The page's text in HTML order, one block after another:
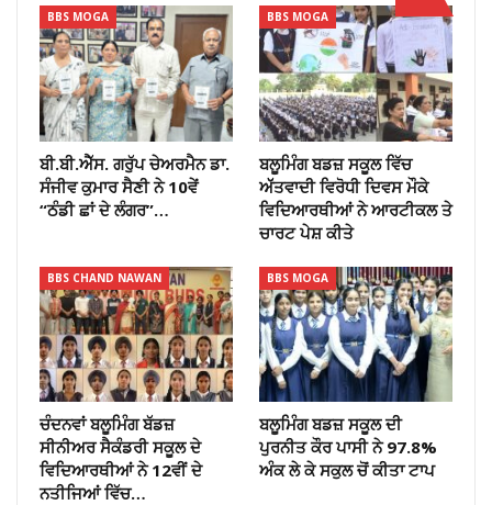
BBS MOGA
ਬੀ.ਬੀ.ਐੱਸ. ਗਰੁੱਪ ਚੇਅਰਮੈਨ ਡਾ.
ਸੰਜੀਵ ਕੁਮਾਰ ਸੈਣੀ ਨੇ 10ਵੇਂ
“ਠੰਡੀ ਛਾਂ ਦੇ ਲੰਗਰ”…
BBS MOGA
ਬਲੂਮਿੰਗ ਬਡਜ਼ ਸਕੂਲ ਵਿੱਚ
ਅੱੱਤਵਾਦੀ ਵਿਰੋਧੀ ਦਿਵਸ ਮੌਕੇ
ਵਿਦਿਆਰਥੀਆਂ ਨੇ ਆਰਟੀਕਲ ਤੇ
ਚਾਰਟ ਪੇਸ਼ ਕੀਤੇ
BBS CHAND NAWAN
ਚੰਦਨਵਾਂ ਬਲੂਮਿੰਗ ਬੱਡਜ਼
ਸੀਨੀਅਰ ਸੈਕੰਡਰੀ ਸਕੂਲ ਦੇ
ਵਿਦਿਆਰਥੀਆਂ ਨੇ 12ਵੀਂ ਦੇ
ਨਤੀਜਿਆਂ ਵਿੱਚ…
BBS MOGA
ਬਲੂਮਿੰਗ ਬਡਜ਼ ਸਕੂਲ ਦੀ
ਪੁਰਨੀਤ ਕੌਰ ਪਾਸੀ ਨੇ 97.8%
ਅੰਕ ਲੇ ਕੇ ਸਕੁਲ ਚੋਂ ਕੀਤਾ ਟਾਪ